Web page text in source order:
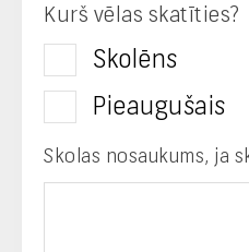
Kurš vēlas skatīties?
Skolēns
Pieaugušais
Skolas nosaukums, ja
Esi pirmais, kas
Saņem aktualitātes
e-pastā.